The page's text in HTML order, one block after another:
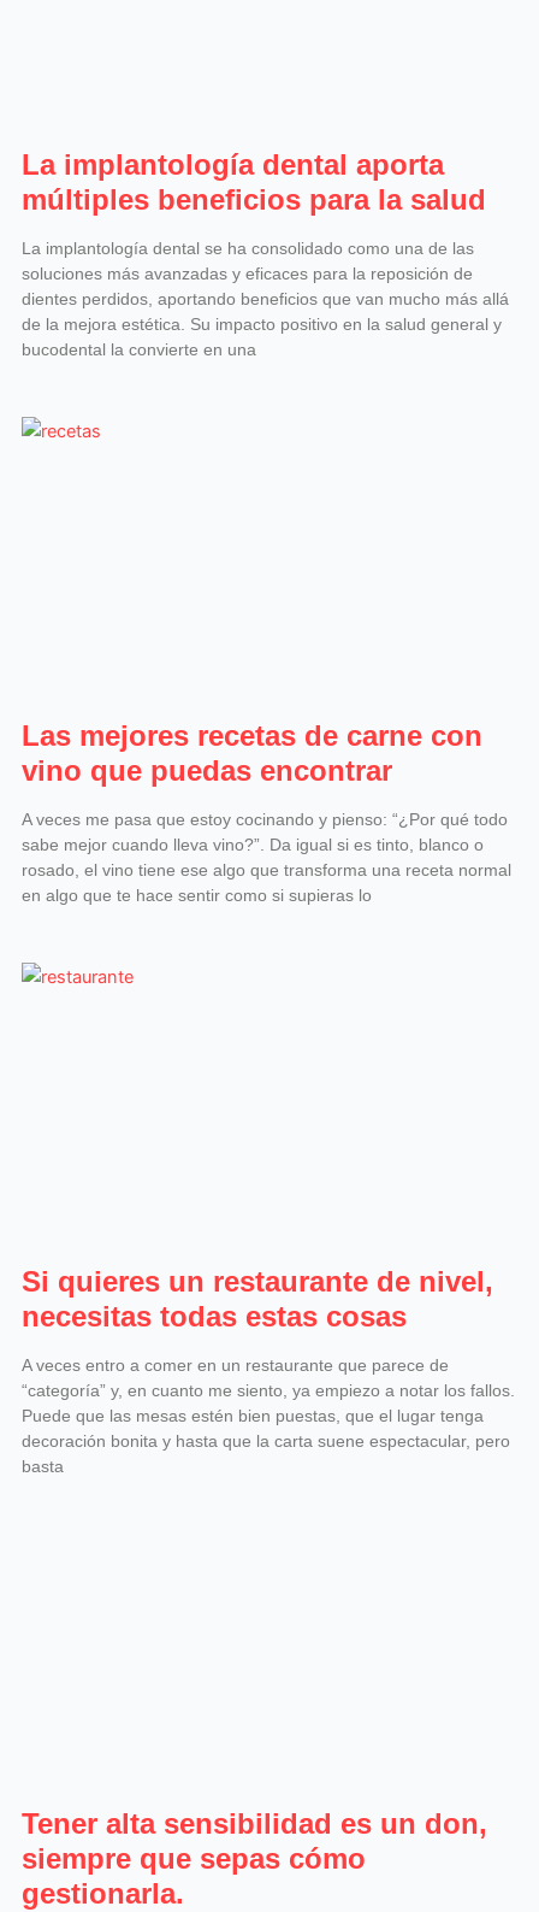
La implantología dental aporta
múltiples beneficios para la salud
La implantología dental se ha consolidado como una de las
soluciones más avanzadas y eficaces para la reposición de
dientes perdidos, aportando beneficios que van mucho más allá
de la mejora estética. Su impacto positivo en la salud general y
bucodental la convierte en una
Las mejores recetas de carne con
vino que puedas encontrar
A veces me pasa que estoy cocinando y pienso: “¿Por qué todo
sabe mejor cuando lleva vino?”. Da igual si es tinto, blanco o
rosado, el vino tiene ese algo que transforma una receta normal
en algo que te hace sentir como si supieras lo
Si quieres un restaurante de nivel,
necesitas todas estas cosas
A veces entro a comer en un restaurante que parece de
“categoría” y, en cuanto me siento, ya empiezo a notar los fallos.
Puede que las mesas estén bien puestas, que el lugar tenga
decoración bonita y hasta que la carta suene espectacular, pero
basta
Tener alta sensibilidad es un don,
siempre que sepas cómo
gestionarla.